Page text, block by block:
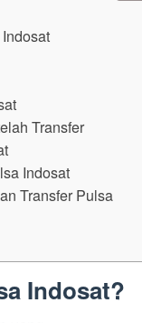
Transfer
Indosat
Transfer Pulsa
Indosat?